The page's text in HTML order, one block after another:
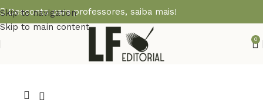
Skip to navigation
Skip to main content
Desconto para professores, saiba mais!
0